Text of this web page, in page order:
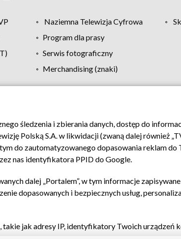
Naziemna Telewizja Cyfrowa
Program dla prasy
Serwis fotograficzny
Merchandising (znaki)
Pomoc Biuro reklamy Kontakt
śledzenia i zbierania danych, dostęp do
Polską S.A. w likwidacji (zwaną dalej również
do zautomatyzowanego dopasowania reklam do
nas identyfikatora PPID do Google.
dalej „Portalem”, w tym informacje
dopasowanych i bezpiecznych usług,
takie jak adresy IP, identyfikatory Twoich